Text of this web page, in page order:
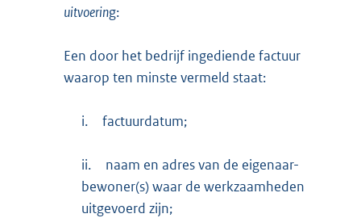
uitvoering:
Een door het bedrijf ingediende factuur
waarop ten minste vermeld staat:
i. factuurdatum;
ii.
naam en adres van de eigenaar-
bewoner(s) waar de werkzaamheden
uitgevoerd zijn;